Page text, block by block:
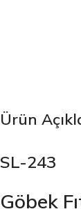
Ürün
SL-243
Göbek